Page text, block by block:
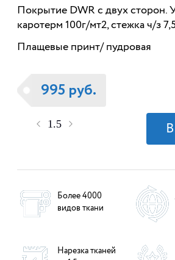
Покрытие DWR с двух сторон.
каротерм 100г/мт2, стежка ч/з
Плащевые принт/ пудровая
995 руб.
Более 4000
видов ткани
Нарезка тканей